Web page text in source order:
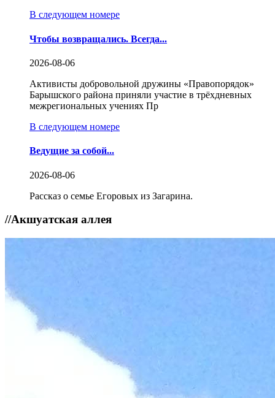
В следующем номере
Чтобы возвращались. Всегда...
2026-08-06
Активисты добровольной дружины «Правопорядок»
Барышского района приняли участие в трёхдневных
межрегиональных учениях Пр
В следующем номере
Ведущие за собой...
2026-08-06
Рассказ о семье Егоровых из Загарина.
//Акшуатская аллея